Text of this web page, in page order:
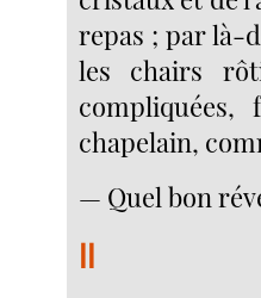
repas ; par là-
les chairs
chapelain,
— Quel bon